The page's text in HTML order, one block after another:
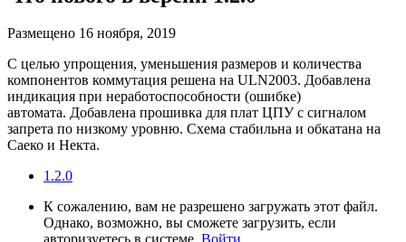
Размещено 16 ноября, 2019
С целью упрощения, уменьшения размеров и количества
компонентов коммутация решена на ULN2003. Добавлена
индикация при неработоспособности (ошибке)
автомата. Добавлена прошивка для плат ЦПУ с сигналом
запрета по низкому уровню. Схема стабильна и обкатана на
Саеко и Некта.
1.2.0
К сожалению, вам не разрешено загружать этот файл.
Однако, возможно, вы сможете загрузить, если